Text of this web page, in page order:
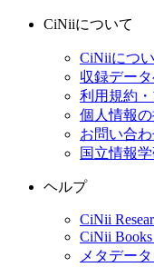
CiNiiについて
CiNiiにつ
収録デー
利用規約
個人情報
お問い合
国立情報
ヘルプ
CiNii
CiNii
メタデー